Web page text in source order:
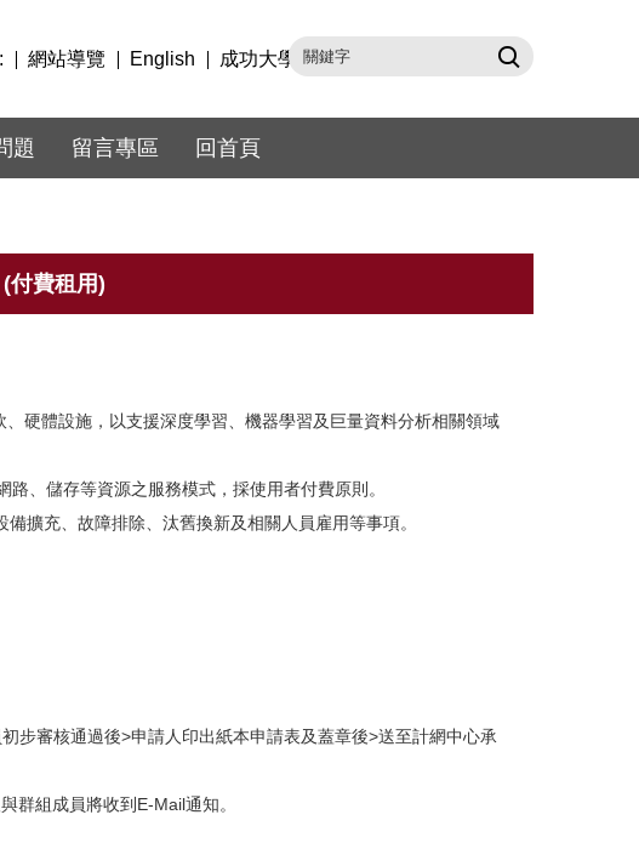
題 留言專區 回首頁
網站導覽 English 成功大學
付費租用)
硬體設施，以支援深度學習、機器學習及巨量資料分析相關領域
、儲存等資源之服務模式，採使用者付費原則。
擴充、故障排除、汰舊換新及相關人員雇用等事項。
步審核通過後>申請人印出紙本申請表及蓋章後>送至計網中心承
群組成員將收到E-Mail通知。